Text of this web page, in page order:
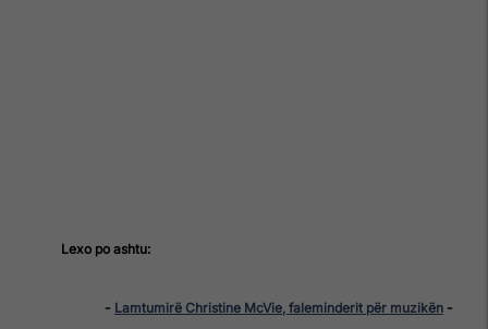
Lexo po ashtu:
- Lamtumirë Christine McVie, faleminderit për muzikën -